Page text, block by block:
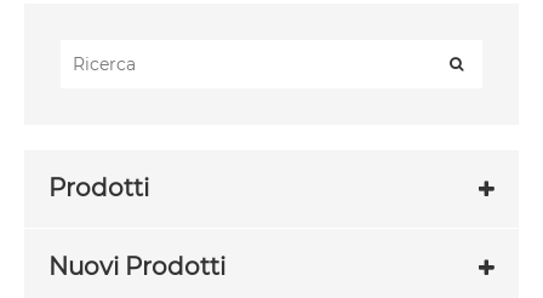
Prodotti
Nuovi Prodotti